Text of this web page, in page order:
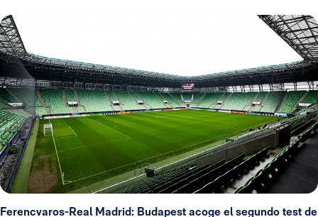
Ferencvaros-Real Madrid: Budapest acoge el segundo test de